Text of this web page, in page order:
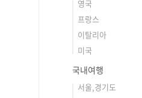
영국
프랑스
이탈리아
미국
국내여행
서울,경기도